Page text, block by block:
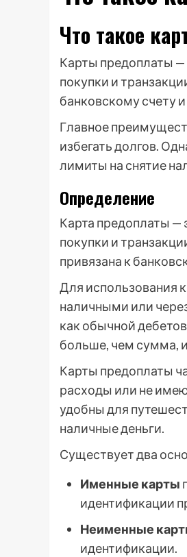
Что такое
Карты предоплаты
покупки и
банковскому счету
Главное
избегать долгов.
лимиты на снятие
Определение
Карта предоплаты —
покупки и
привязана к
Для использования
наличными или
как обычной
больше, чем сумма,
Карты предоплаты
расходы или не
удобны для
наличные деньги.
Существует два
Именные карты
идентификации
Неименные
идентификации.